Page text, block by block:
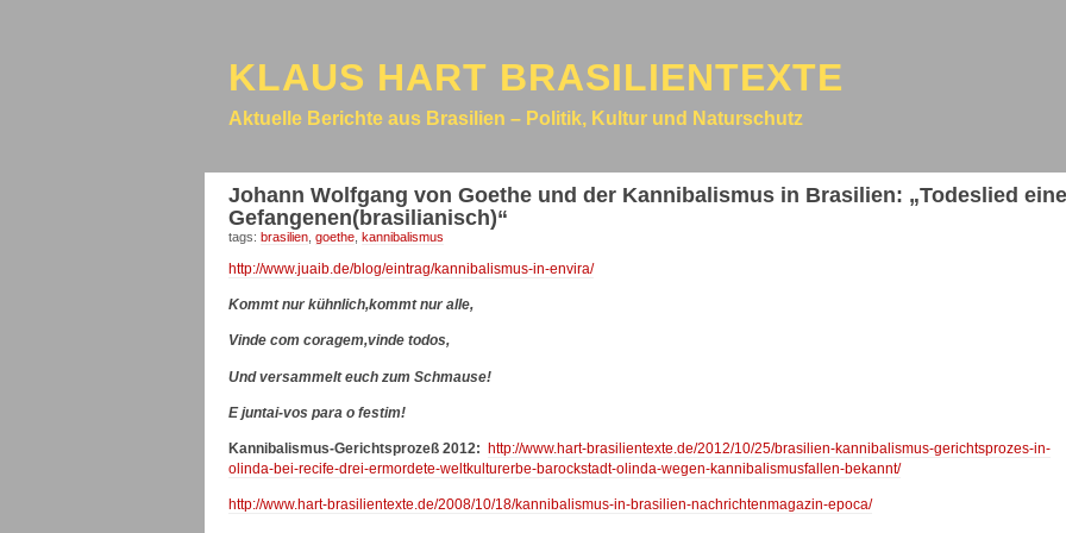
KLAUS HART BRASILIENTEXTE
Aktuelle Berichte aus Brasilien – Politik, Kultur und Naturschutz
Johann Wolfgang von Goethe und der Kannibalismus in Brasilien: „Todeslied
Gefangenen(brasilianisch)“
tags: brasilien goethe kannibalismus
http://www.juaib.de/blog/eintrag/kannibalismus-in-envira/
Kommt nur kühnlich,kommt nur alle,
Vinde com coragem,vinde todos,
Und versammelt euch zum Schmause!
E juntai-vos para o festim!
Kannibalismus-Gerichtsprozeß 2012: http://www.hart-brasilientexte.de/2012/10/25/brasilien-kannibalismus-gerichtsprozes-in-
olinda-bei-recife-drei-ermordete-weltkulturerbe-barockstadt-olinda-wegen-kannibalismusfallen-bekannt/
http://www.hart-brasilientexte.de/2008/10/18/kannibalismus-in-brasilien-nachrichtenmagazin-epoca/